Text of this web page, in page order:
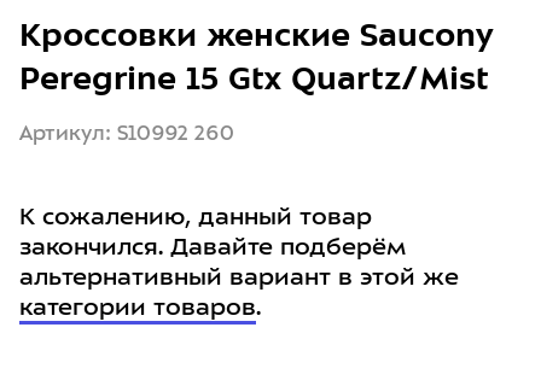
Кроссовки женские Saucony
Peregrine 15 Gtx Quartz/Mist
Артикул: S10992 260
К сожалению, данный товар
закончился. Давайте подберём
альтернативный вариант в этой же
категории товаров.